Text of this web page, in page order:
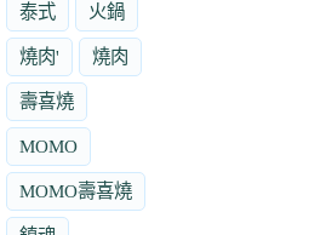
泰式 火鍋
燒肉' 燒肉
壽喜燒
MOMO
MOMO壽喜燒